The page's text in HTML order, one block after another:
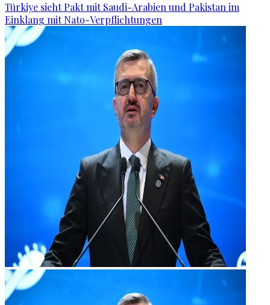
Türkiye sieht Pakt mit Saudi-Arabien und Pakistan im
Einklang mit Nato-Verpflichtungen